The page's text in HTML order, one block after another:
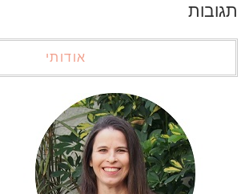
תגובות
אודותי